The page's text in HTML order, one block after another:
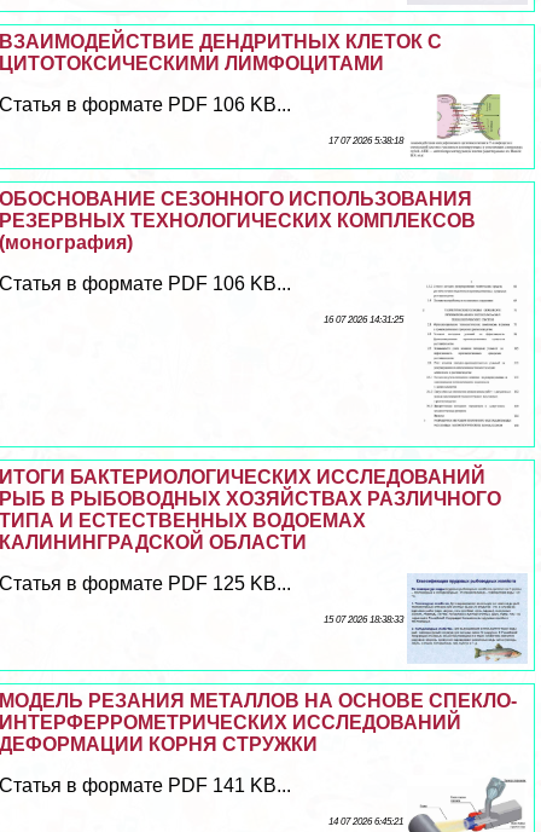
ВЗАИМОДЕЙСТВИЕ ДЕНДРИТНЫХ КЛЕТОК С
ЦИТОТОКСИЧЕСКИМИ ЛИМФОЦИТАМИ
Статья в формате PDF 106 KB...
17 07 2026 5:38:18
ОБОСНОВАНИЕ СЕЗОННОГО ИСПОЛЬЗОВАНИЯ
РЕЗЕРВНЫХ ТЕХНОЛОГИЧЕСКИХ КОМПЛЕКСОВ
(монография)
Статья в формате PDF 106 KB...
16 07 2026 14:31:25
ИТОГИ БАКТЕРИОЛОГИЧЕСКИХ ИССЛЕДОВАНИЙ
РЫБ В РЫБОВОДНЫХ ХОЗЯЙСТВАХ РАЗЛИЧНОГО
ТИПА И ЕСТЕСТВЕННЫХ ВОДОЕМАХ
КАЛИНИНГРАДСКОЙ ОБЛАСТИ
Статья в формате PDF 125 KB...
15 07 2026 18:38:33
МОДЕЛЬ РЕЗАНИЯ МЕТАЛЛОВ НА ОСНОВЕ СПЕКЛО-
ИНТЕРФЕРРОМЕТРИЧЕСКИХ ИССЛЕДОВАНИЙ
ДЕФОРМАЦИИ КОРНЯ СТРУЖКИ
Статья в формате PDF 141 KB...
14 07 2026 6:45:21